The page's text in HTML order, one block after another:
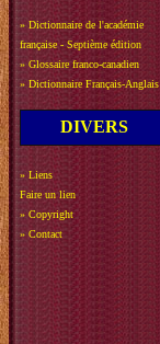
» Dictionnaire de l'académie
française - Septième édition
» Glossaire franco-canadien
» Dictionnaire Français-Anglais
DIVERS
» Liens
Faire un lien
» Copyright
» Contact